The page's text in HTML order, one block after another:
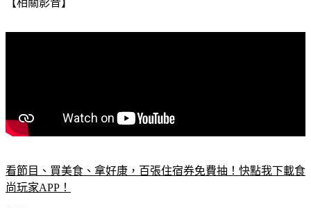
【相關影音】
看節目、買美食、拿好康，百張住宿券免費抽！快點我下載食
尚玩家APP！